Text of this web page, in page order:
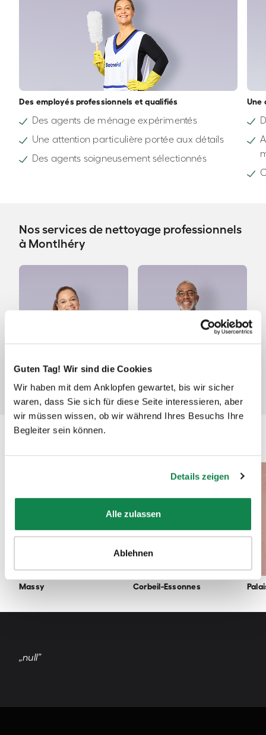
Guten Tag! Wir sind die Cookies
Wir haben mit dem Anklopfen gewartet, bis wir sicher
waren, dass Sie sich für diese Seite interessieren, aber
wir müssen wissen, ob wir während Ihres Besuchs Ihre
Begleiter sein können.
Details zeigen
Alle zulassen
Ablehnen
Des employés professionnels et qualifiés
Des agents de ménage expérimentés
Une attention particulière portée aux détails
Des agents soigneusement sélectionnés
Une
Nos services de nettoyage professionnels
à Montlhéry
Ménage à domicile Ménage de fin de bail
Massy Corbeil-Essonnes
„null”